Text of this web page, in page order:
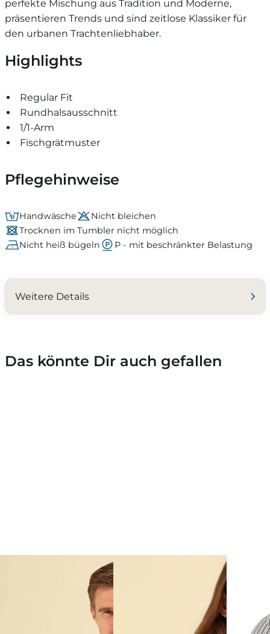
perfekte Mischung aus Tradition und Moderne,
präsentieren Trends und sind zeitlose Klassiker für
den urbanen Trachtenliebhaber.
Highlights
Regular Fit
Rundhalsausschnitt
1/1-Arm
Fischgrätmuster
Pflegehinweise
Handwäsche
Nicht bleichen
Trocknen im Tumbler nicht möglich
Nicht heiß bügeln
P - mit beschränkter Belastung
Weitere Details
Das könnte Dir auch gefallen